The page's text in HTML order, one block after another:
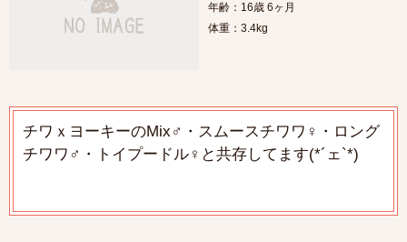
年齢：16歳 6ヶ月
体重：3.4kg
チワｘヨーキーのMix♂・スムースチワワ♀・ロング
チワワ♂・トイプードル♀と共存してます(*´ェ`*)